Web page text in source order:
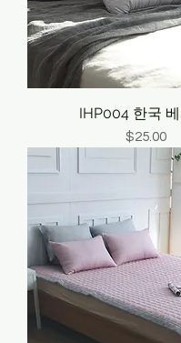
IHP004 한국
Price
$25.00